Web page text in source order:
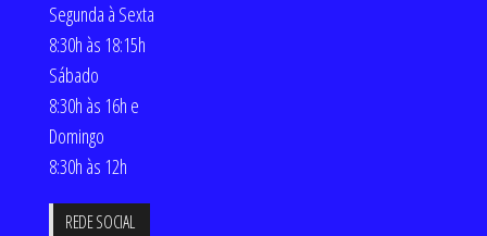
Segunda à Sexta
8:30h às 18:15h
Sábado
8:30h às 16h e
Domingo
8:30h às 12h
REDE SOCIAL